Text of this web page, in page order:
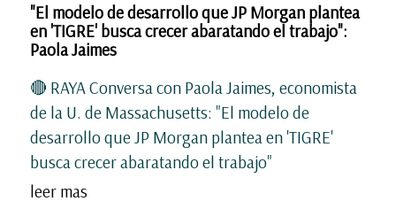
"El modelo de desarrollo que JP Morgan plantea
en 'TIGRE' busca crecer abaratando el trabajo":
Paola Jaimes
🔴 RAYA Conversa con Paola Jaimes, economista
de la U. de Massachusetts: "El modelo de
desarrollo que JP Morgan plantea en 'TIGRE'
busca crecer abaratando el trabajo"
leer mas